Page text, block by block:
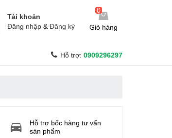
0
Giỏ hàng
Tài khoản
Đăng nhập & Đăng ký
Hỗ trợ: 0909296297
Hỗ trợ bốc hàng tư vấn
sản phẩm